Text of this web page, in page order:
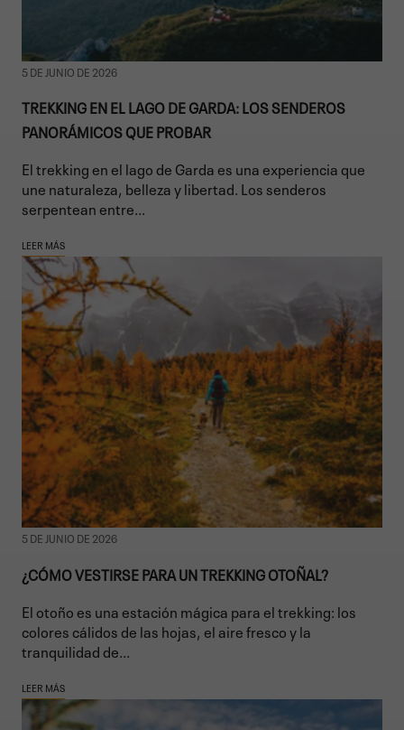
5 DE JUNIO DE 2026
TREKKING EN EL LAGO DE GARDA: LOS SENDEROS
PANORÁMICOS QUE PROBAR
El trekking en el lago de Garda es una experiencia que
une naturaleza, belleza y libertad. Los senderos
serpentean entre...
LEER MÁS
5 DE JUNIO DE 2026
¿CÓMO VESTIRSE PARA UN TREKKING OTOÑAL?
El otoño es una estación mágica para el trekking: los
colores cálidos de las hojas, el aire fresco y la
tranquilidad de...
LEER MÁS